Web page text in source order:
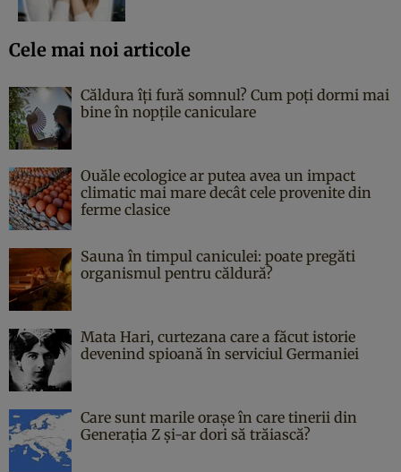
Cele mai noi articole
Căldura îți fură somnul? Cum poți dormi mai
bine în nopțile caniculare
Ouăle ecologice ar putea avea un impact
climatic mai mare decât cele provenite din
ferme clasice
Sauna în timpul caniculei: poate pregăti
organismul pentru căldură?
Mata Hari, curtezana care a făcut istorie
devenind spioană în serviciul Germaniei
Care sunt marile orașe în care tinerii din
Generația Z și-ar dori să trăiască?